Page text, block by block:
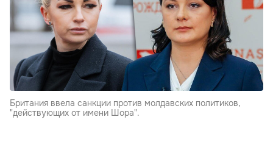
Британия ввела санкции против молдавских политиков,
"действующих от имени Шора".